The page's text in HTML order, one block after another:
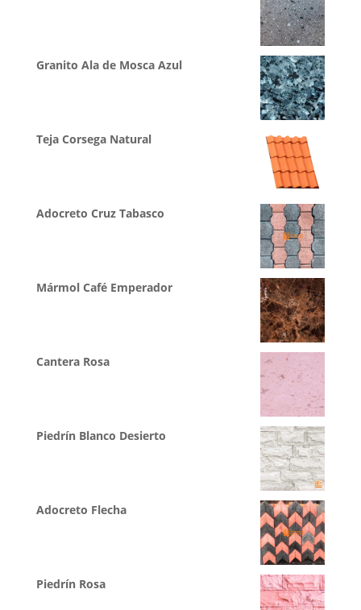
Granito Ala de Mosca Azul
Teja Corsega Natural
Adocreto Cruz Tabasco
Mármol Café Emperador
Cantera Rosa
Piedrín Blanco Desierto
Adocreto Flecha
Piedrín Rosa